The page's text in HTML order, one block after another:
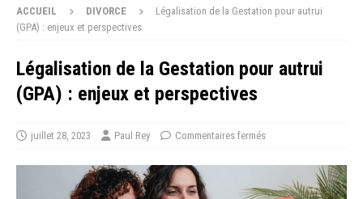
ACCUEIL DIVORCE
Légalisation de la Gestation pour autrui
(GPA) : enjeux et perspectives
Légalisation de la Gestation pour autrui
(GPA) : enjeux et perspectives
juillet 28, 2023 Paul Rey Commentaires fermés